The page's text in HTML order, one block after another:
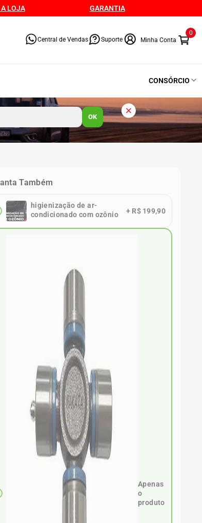
A LOJA GARANTIA
Central de Vendas Suporte
0
CONSÓRCIO
OK
Também
higienização de ar-
condicionado com ozônio
+ R$ 199,90
Apenas
o
produto